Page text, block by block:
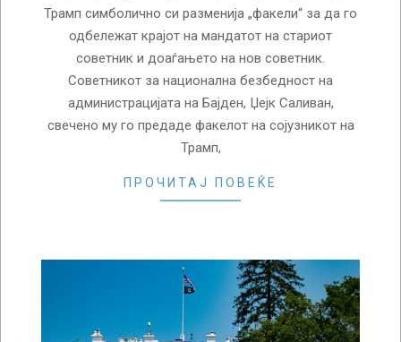
Трамп симболично си разменија „факели“ за да го
одбележат крајот на мандатот на стариот
советник и доаѓањето на нов советник.
Советникот за национална безбедност на
администрацијата на Бајден, Џејк Саливан,
свечено му го предаде факелот на сојузникот на
Трамп,
ПРОЧИТАЈ ПОВЕЌЕ